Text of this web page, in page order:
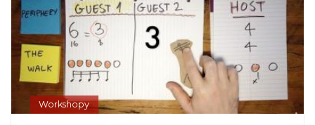
Workshopy